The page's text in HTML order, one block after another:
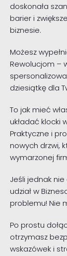
doskonała
barier i
biznesie.
Możesz
Rewolucjom –
dziesiątkę dla
To jak mieć
układać klocki
Praktyczne i
nowych drzwi,
wymarzonej
Jeśli jednak
udział w
problemu! Nie
Po prostu
otrzymasz
wskazówek i